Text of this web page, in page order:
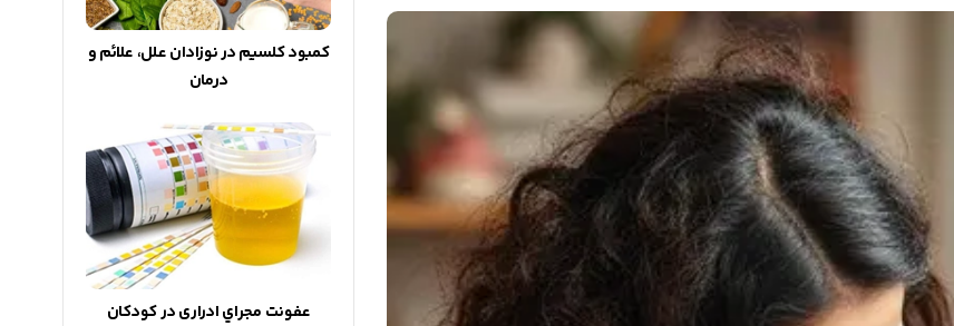
کمبود کلسیم در نوزادان علل، علائم و
درمان
عفونت مجراي ادراری در کودکان